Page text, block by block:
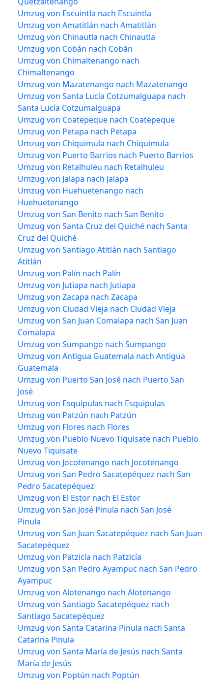
Umzug von Escuintla nach Escuintla
Umzug von Amatitlán nach Amatitlán
Umzug von Chinautla nach Chinautla
Umzug von Cobán nach Cobán
Umzug von Chimaltenango nach
Chimaltenango
Umzug von Mazatenango nach Mazatenango
Umzug von Santa Lucía Cotzumalguapa nach
Santa Lucía Cotzumalguapa
Umzug von Coatepeque nach Coatepeque
Umzug von Petapa nach Petapa
Umzug von Chiquimula nach Chiquimula
Umzug von Puerto Barrios nach Puerto Barrios
Umzug von Retalhuleu nach Retalhuleu
Umzug von Jalapa nach Jalapa
Umzug von Huehuetenango nach
Huehuetenango
Umzug von San Benito nach San Benito
Umzug von Santa Cruz del Quiché nach Santa
Cruz del Quiché
Umzug von Santiago Atitlán nach Santiago
Atitlán
Umzug von Palín nach Palín
Umzug von Jutiapa nach Jutiapa
Umzug von Zacapa nach Zacapa
Umzug von Ciudad Vieja nach Ciudad Vieja
Umzug von San Juan Comalapa nach San Juan
Comalapa
Umzug von Sumpango nach Sumpango
Umzug von Antigua Guatemala nach Antigua
Guatemala
Umzug von Puerto San José nach Puerto San
José
Umzug von Esquipulas nach Esquipulas
Umzug von Patzún nach Patzún
Umzug von Flores nach Flores
Umzug von Pueblo Nuevo Tiquisate nach Pueblo
Nuevo Tiquisate
Umzug von Jocotenango nach Jocotenango
Umzug von San Pedro Sacatepéquez nach San
Pedro Sacatepéquez
Umzug von El Estor nach El Estor
Umzug von San José Pinula nach San José
Pinula
Umzug von San Juan Sacatepéquez nach San Juan
Sacatepéquez
Umzug von Patzicía nach Patzicía
Umzug von San Pedro Ayampuc nach San Pedro
Ayampuc
Umzug von Alotenango nach Alotenango
Umzug von Santiago Sacatepéquez nach
Santiago Sacatepéquez
Umzug von Santa Catarina Pinula nach Santa
Catarina Pinula
Umzug von Santa María de Jesús nach Santa
María de Jesús
Umzug von Poptún nach Poptún